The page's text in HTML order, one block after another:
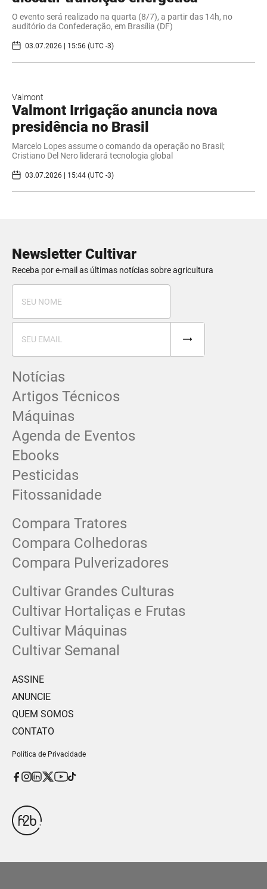
O evento será realizado na quarta (8/7), a partir das 14h, no
auditório da Confederação, em Brasília (DF)
03.07.2026 | 15:56 (UTC -3)
Valmont
Valmont Irrigação anuncia nova
presidência no Brasil
Marcelo Lopes assume o comando da operação no Brasil;
Cristiano Del Nero liderará tecnologia global
03.07.2026 | 15:44 (UTC -3)
Newsletter Cultivar
Receba por e-mail as últimas notícias sobre agricultura
Notícias
Artigos Técnicos
Máquinas
Agenda de Eventos
Ebooks
Pesticidas
Fitossanidade
Compara Tratores
Compara Colhedoras
Compara Pulverizadores
Cultivar Grandes Culturas
Cultivar Hortaliças e Frutas
Cultivar Máquinas
Cultivar Semanal
ASSINE
ANUNCIE
QUEM SOMOS
CONTATO
Política de Privacidade